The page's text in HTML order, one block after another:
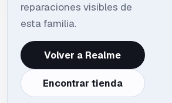
reparaciones visibles de
esta familia.
Volver a Realme
Encontrar tienda